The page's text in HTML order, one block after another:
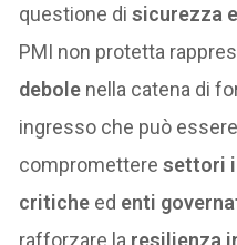
questione disicurezza
PMI non protetta
debole nella catena di
ingresso che può
comprometteresettori
critiche ed enti
rafforzare la resilienza